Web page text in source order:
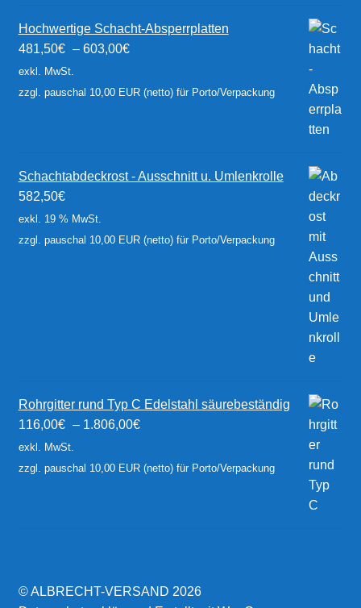
Hochwertige Schacht-Absperrplatten
481,50€ – 603,00€
exkl. MwSt.
zzgl. pauschal 10,00 EUR (netto) für Porto/Verpackung
Schachtabdeckrost - Ausschnitt u. Umlenkrolle
582,50€
exkl. 19 % MwSt.
zzgl. pauschal 10,00 EUR (netto) für Porto/Verpackung
Rohrgitter rund Typ C Edelstahl säurebeständig
116,00€ – 1.806,00€
exkl. MwSt.
zzgl. pauschal 10,00 EUR (netto) für Porto/Verpackung
© ALBRECHT-VERSAND 2026